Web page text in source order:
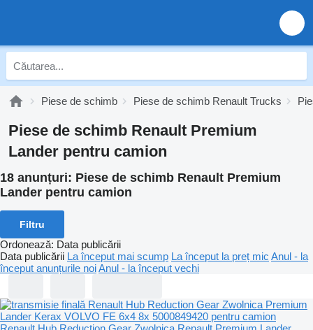
Piese de schimb Piese de schimb Renault Trucks
Piese de schimb Renault Premium
Lander pentru camion
18 anunțuri: Piese de schimb Renault Premium
Lander pentru camion
Filtru
Ordonează: Data publicării
Data publicării La început mai scump La început la preț mic Anul - la
început anunțurile noiAnul - la început vechi